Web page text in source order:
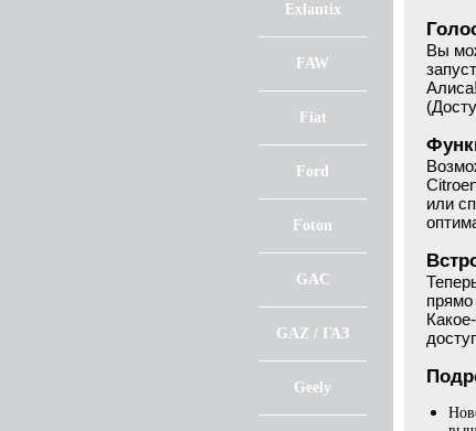
Exlantix
FAW
Fiat
Ford
Foton
GAC
GAZ / ГАЗ
Geely
Вы
или
прямо